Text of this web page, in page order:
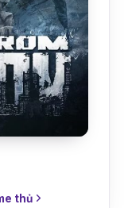
thủ